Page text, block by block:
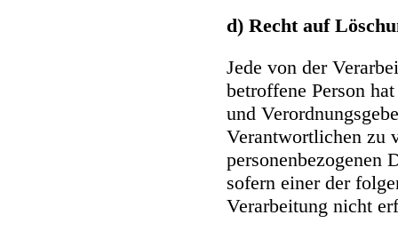
d) Recht auf
Jede von der
betroffene Person
und
Verantwortlichen zu
personenbezogenen
sofern einer der
Verarbeitung nicht